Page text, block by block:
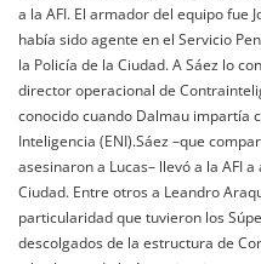
a la AFI. El armador del equipo fue
había sido agente en el Servicio
la Policía de la Ciudad. A Sáez lo
director operacional de
conocido cuando Dalmau impartía
Inteligencia (ENI).Sáez –que
asesinaron a Lucas– llevó a la AFI
Ciudad. Entre otros a Leandro
particularidad que tuvieron los
descolgados de la estructura de